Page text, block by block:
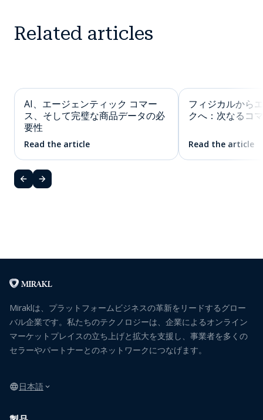
Related articles
AI、エージェンティック コマー
ス、そして完璧な商品データの必
要性
Read the article
フィジカルから
クへ：次なるコ
Read the article
Miraklは、プラットフォームビジネスの革新をリードするグロー
バル企業です。私たちのテクノロジーは、企業によるオンライン
マーケットプレイスの立ち上げと拡大を支援し、事業者を多くの
セラーやパートナーとのネットワークにつなげます。
日本語